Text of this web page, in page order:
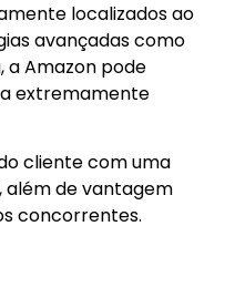
localizados ao
avançadas como
a Amazon pode
extremamente
cliente com uma
além de vantagem
concorrentes.